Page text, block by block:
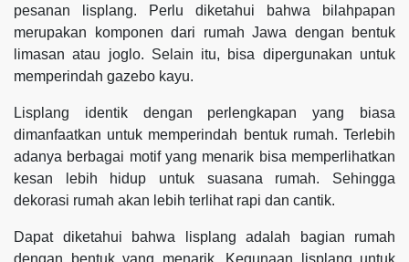
pesanan lisplang. Perlu diketahui bahwa bilahpapan
merupakan komponen dari rumah Jawa dengan bentuk
limasan atau joglo. Selain itu, bisa dipergunakan untuk
memperindah gazebo kayu.
Lisplang identik dengan perlengkapan yang biasa
dimanfaatkan untuk memperindah bentuk rumah. Terlebih
adanya berbagai motif yang menarik bisa memperlihatkan
kesan lebih hidup untuk suasana rumah. Sehingga
dekorasi rumah akan lebih terlihat rapi dan cantik.
Dapat diketahui bahwa lisplang adalah bagian rumah
dengan bentuk yang menarik. Kegunaan lisplang untuk